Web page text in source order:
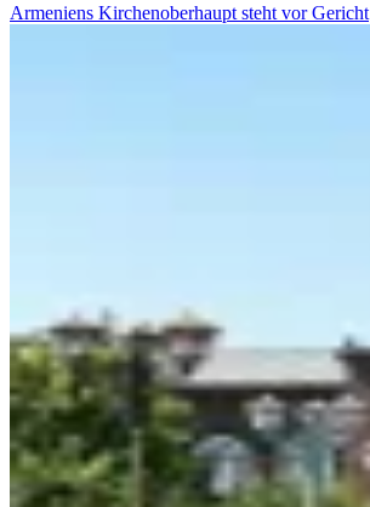
Armeniens Kirchenoberhaupt steht vor Gericht